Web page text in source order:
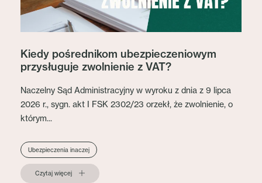
Kiedy pośrednikom ubezpieczeniowym
przysługuje zwolnienie z VAT?
Naczelny Sąd Administracyjny w wyroku z dnia z 9 lipca
2026 r., sygn. akt I FSK 2302/23 orzekł, że zwolnienie, o
którym...
Ubezpieczenia inaczej
Czytaj więcej